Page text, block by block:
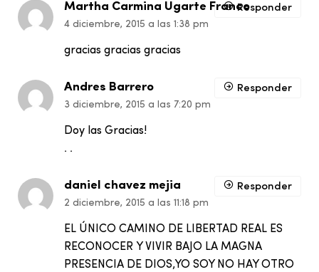
Martha Carmina Ugarte Franco
4 diciembre, 2015 a las 1:38 pm
gracias gracias gracias
Responder
Andres Barrero
3 diciembre, 2015 a las 7:20 pm
Doy las Gracias!
. .
Responder
daniel chavez mejia
2 diciembre, 2015 a las 11:18 pm
EL ÚNICO CAMINO DE LIBERTAD REAL ES
RECONOCER Y VIVIR BAJO LA MAGNA
PRESENCIA DE DIOS,YO SOY NO HAY OTRO
Responder